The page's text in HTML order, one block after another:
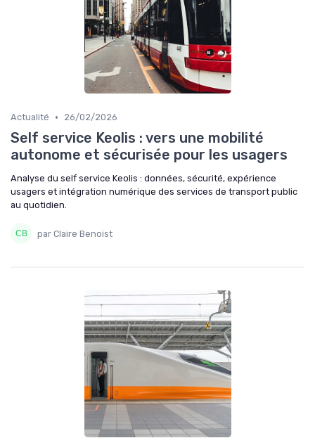
Actualité • 26/02/2026
Self service Keolis : vers une mobilité
autonome et sécurisée pour les usagers
Analyse du self service Keolis : données, sécurité, expérience
usagers et intégration numérique des services de transport public
au quotidien.
par Claire Benoist